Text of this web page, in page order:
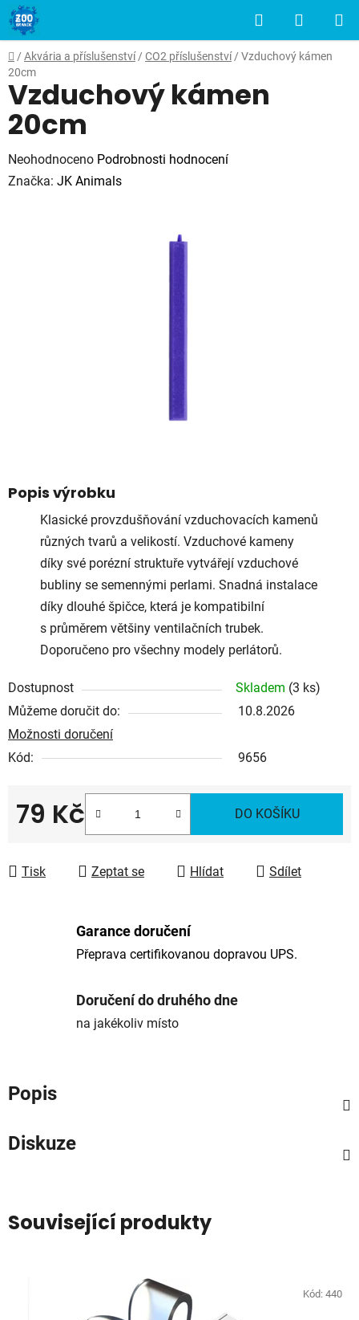
Přejít
na
obsah
Hledat
KOŠÍK
Domů
/ Akvária a příslušenství / CO2 příslušenství / Vzduchový kámen
20cm
Popis výrobku
Klasické provzdušňování vzduchovacích kamenů
různých tvarů a velikostí. Vzduchové kameny
díky své porézní struktuře vytvářejí vzduchové
bubliny se semennými perlami. Snadná instalace
díky dlouhé špičce, která je kompatibilní
s průměrem většiny ventilačních trubek.
Doporučeno pro všechny modely perlátorů.
Dostupnost Skladem (3 ks)
Můžeme doručit do:
10.8.2026
Možnosti doručení
Kód:
9656
79 Kč DO KOŠÍKU
Tisk Zeptat se Hlídat Sdílet
Vzduchový kámen
20cm
Průměrné
hodnocení
Neohodnoceno Podrobnosti hodnocení
Značka: JK Animals
Garance doručení
Přeprava certifikovanou dopravou UPS.
Doručení do druhého dne
na jakékoliv místo
Popis
Diskuze
Související produkty
Kód: 440